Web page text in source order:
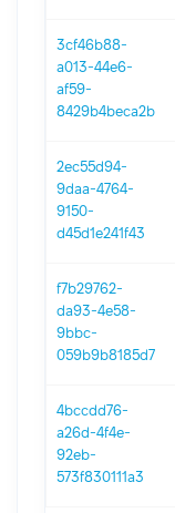
3cf46b88-
a013-44e6-
af59-
8429b4beca2b
2ec55d94-
9daa-4764-
9150-
d45d1e241f43
f7b29762-
da93-4e58-
9bbc-
059b9b8185d7
4bccdd76-
a26d-4f4e-
92eb-
573f830111a3